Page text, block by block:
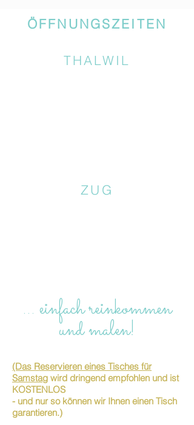
ÖFFNUNGSZEITEN
THALWIL
ZUG
… einfach reinkommen
und malen!
(Das Reservieren eines Tisches für
Samstag wird dringend empfohlen und ist
KOSTENLOS
- und nur so können wir Ihnen einen Tisch
garantieren.)